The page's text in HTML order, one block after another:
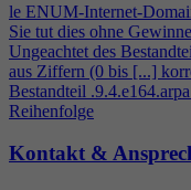
le ENUM-Internet-
Sie tut dies ohne
Ungeachtet des
aus Ziffern (0 bis [...]
Bestandteil .9.4
Reihenfolge
Kontakt &